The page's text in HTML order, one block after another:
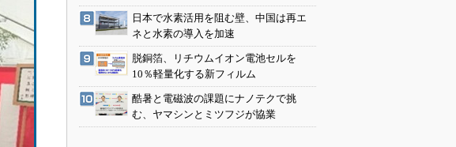
日本で水素活用を阻む壁、中国は再エ
ネと水素の導入を加速
脱銅箔、リチウムイオン電池セルを
10％軽量化する新フィルム
酷暑と電磁波の課題にナノテクで挑
む、ヤマシンとミツフジが協業